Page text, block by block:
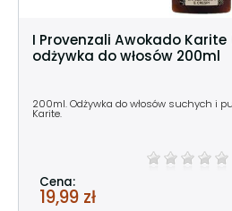
I Provenzali Awokado
odżywka do włosów 200ml
200ml. Odżywka do włosów suchych i
Karite.
Cena:
19,99 zł